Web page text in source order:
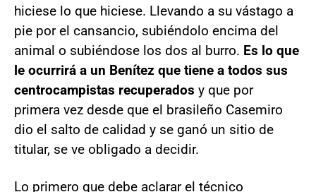
hiciese lo que hiciese. Llevando a su vástago a
pie por el cansancio, subiéndolo encima del
animal o subiéndose los dos al burro. Es lo que
le ocurrirá a un Benítez que tiene a todos sus
centrocampistas recuperados y que por
primera vez desde que el brasileño Casemiro
dio el salto de calidad y se ganó un sitio de
titular, se ve obligado a decidir.
Lo primero que debe aclarar el técnico